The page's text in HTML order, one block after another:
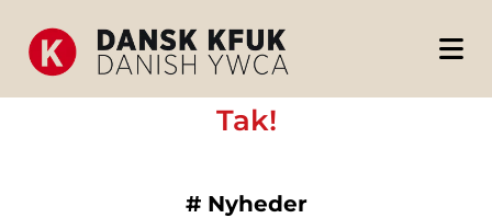
Tak!
# Nyheder